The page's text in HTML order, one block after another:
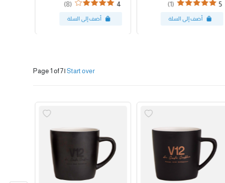
5
(1)
4
(8)
Page 1 of 7| Start over